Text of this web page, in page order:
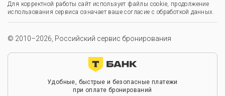
Для корректной работы сайт использует файлы cookie, продолжение
использования сервиса означает ваше согласие с обработкой данных.
© 2010–2026, Российский сервис бронирования
Удобные, быстрые и безопасные платежи
при оплате бронирований